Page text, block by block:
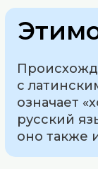
с
означает
русский
оно также